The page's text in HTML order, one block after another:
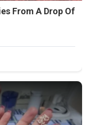
From A Drop Of